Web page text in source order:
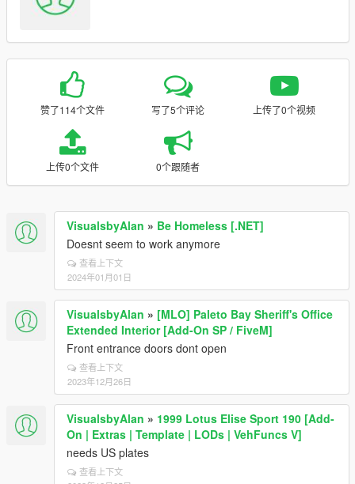
赞了114个文件 写了5个评论 上传了0个视频
上传0个文件 0个跟随者
VisualsbyAlan » Be Homeless [.NET]
Doesnt seem to work anymore
查看上下文
2024年01月01日
VisualsbyAlan » [MLO] Paleto Bay Sheriff's Office
Extended Interior [Add-On SP / FiveM]
Front entrance doors dont open
查看上下文
2023年12月26日
VisualsbyAlan » 1999 Lotus Elise Sport 190 [Add-
On | Extras | Template | LODs | VehFuncs V]
needs US plates
查看上下文